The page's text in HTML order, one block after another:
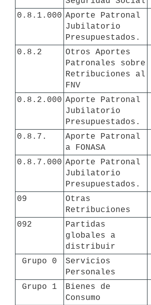
0.8.1.000 Aporte Patronal
Jubilatorio
Presupuestados.
0.8.2
Otros Aportes
Patronales sobre
Retribuciones al
FNV
0.8.2.000 Aporte Patronal
Jubilatorio
Presupuestados.
0.8.7.
Aporte Patronal
a FONASA
0.8.7.000 Aporte Patronal
Jubilatorio
Presupuestados.
09
Otras
Retribuciones
092
Partidas
globales a
distribuir
Grupo 0
Servicios
Personales
Grupo 1
Bienes de
Consumo